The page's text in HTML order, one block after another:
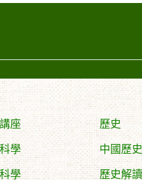
座
學
學
歷史
中國歷史
歷史解讀